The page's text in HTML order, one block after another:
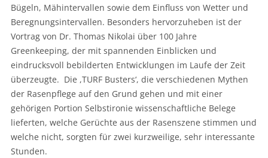
Bügeln, Mähintervallen sowie dem Einfluss von Wetter und
Beregnungsintervallen. Besonders hervorzuheben ist der
Vortrag von Dr. Thomas Nikolai über 100 Jahre
Greenkeeping, der mit spannenden Einblicken und
eindrucksvoll bebilderten Entwicklungen im Laufe der Zeit
überzeugte. Die ,TURF Busters‘, die verschiedenen Mythen
der Rasenpflege auf den Grund gehen und mit einer
gehörigen Portion Selbstironie wissenschaftliche Belege
lieferten, welche Gerüchte aus der Rasenszene stimmen und
welche nicht, sorgten für zwei kurzweilige, sehr interessante
Stunden.